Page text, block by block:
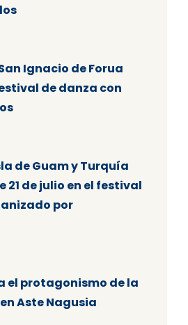
Ignacio de Forua
de danza con
de Guam y Turquía
de julio en el festival
por
el protagonismo de la
Aste Nagusia